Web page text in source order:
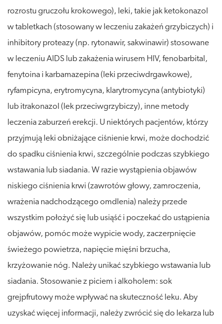
rozrostu gruczołu krokowego), leki, takie jak ketokonazol
w tabletkach (stosowany w leczeniu zakażeń grzybiczych) i
inhibitory proteazy (np. rytonawir, sakwinawir) stosowane
w leczeniu AIDS lub zakażenia wirusem HIV, fenobarbital,
fenytoina i karbamazepina (leki przeciwdrgawkowe),
ryfampicyna, erytromycyna, klarytromycyna (antybiotyki)
lub itrakonazol (lek przeciwgrzybiczy), inne metody
leczenia zaburzeń erekcji. U niektórych pacjentów, którzy
przyjmują leki obniżające ciśnienie krwi, może dochodzić
do spadku ciśnienia krwi, szczególnie podczas szybkiego
wstawania lub siadania. W razie wystąpienia objawów
niskiego ciśnienia krwi (zawrotów głowy, zamroczenia,
wrażenia nadchodzącego omdlenia) należy przede
wszystkim położyć się lub usiąść i poczekać do ustąpienia
objawów, pomóc może wypicie wody, zaczerpnięcie
świeżego powietrza, napięcie mięśni brzucha,
krzyżowanie nóg. Należy unikać szybkiego wstawania lub
siadania. Stosowanie z piciem i alkoholem: sok
grejpfrutowy może wpływać na skuteczność leku. Aby
uzyskać więcej informacji, należy zwrócić się do lekarza lub